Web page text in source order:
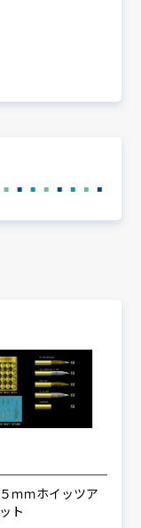
ｍｍホイッツア
ト